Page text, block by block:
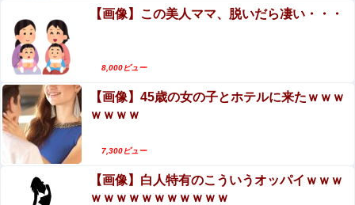
ヌーディストビーチじゃない海水浴場で女が全裸オ○ニ
ーすると3分以内にこうなるらしいｗｗｗ
Google、Geminiが大赤字、「史上初のマイナスキャッシ
ュフロー」に陥る
Powered by livedoor 相互RSS
【画像】この美人ママ、脱いだら凄い・・・
8,000ビュー
【画像】45歳の女の子とホテルに来たｗｗｗ
ｗｗｗｗ
7,300ビュー
【画像】白人特有のこういうオッパイｗｗｗ
ｗｗｗｗｗｗｗｗｗｗｗ